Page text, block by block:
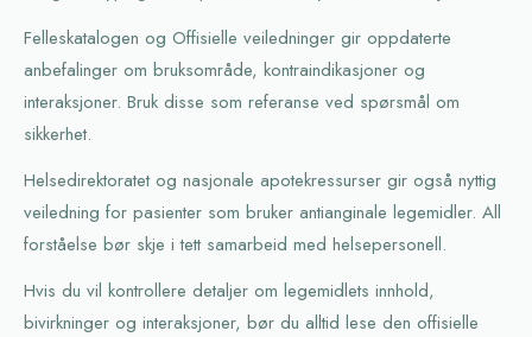
Felleskatalogen og Offisielle veiledninger gir oppdaterte
anbefalinger om bruksområde, kontraindikasjoner og
interaksjoner. Bruk disse som referanse ved spørsmål om
sikkerhet.
Helsedirektoratet og nasjonale apotekressurser gir også nyttig
veiledning for pasienter som bruker antianginale legemidler. All
forståelse bør skje i tett samarbeid med helsepersonell.
Hvis du vil kontrollere detaljer om legemidlets innhold,
bivirkninger og interaksjoner, bør du alltid lese den offisielle